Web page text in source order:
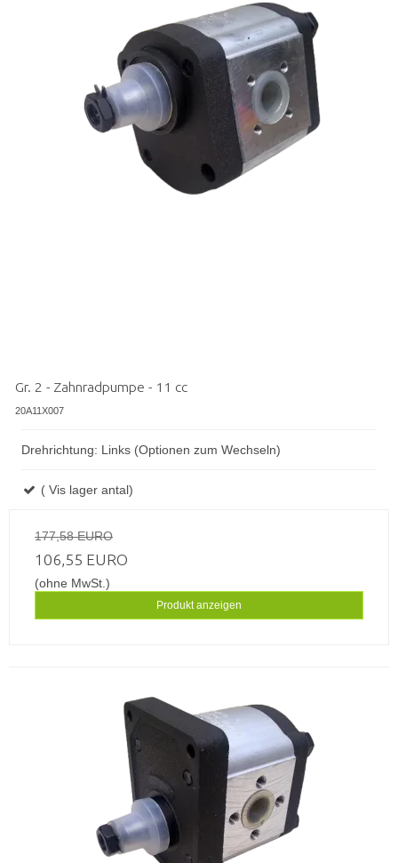
Gr. 2 - Zahnradpumpe - 11 cc
20A11X007
Drehrichtung: Links (Optionen zum Wechseln)
( Vis lager antal)
177,58 EURO
106,55 EURO
(ohne MwSt.)
Produkt anzeigen